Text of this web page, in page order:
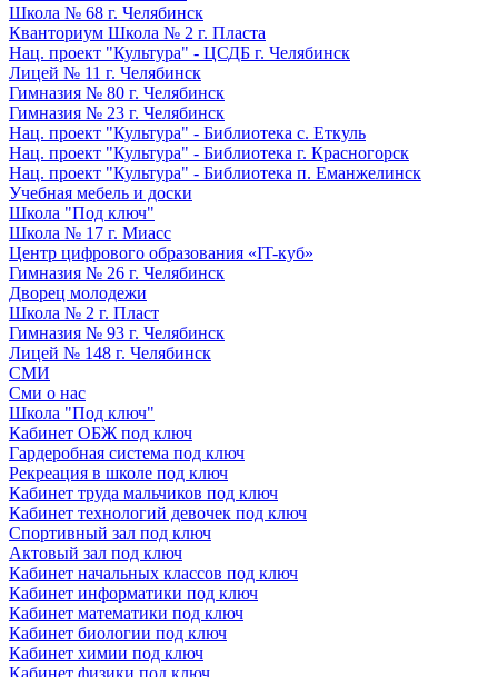
Школа № 68 г. Челябинск
Кванториум Школа № 2 г. Пласта
Нац. проект "Культура" - ЦСДБ г. Челябинск
Лицей № 11 г. Челябинск
Гимназия № 80 г. Челябинск
Гимназия № 23 г. Челябинск
Нац. проект "Культура" - Библиотека с. Еткуль
Нац. проект "Культура" - Библиотека г. Красногорск
Нац. проект "Культура" - Библиотека п. Еманжелинск
Учебная мебель и доски
Школа "Под ключ"
Школа № 17 г. Миасс
Центр цифрового образования «IT-куб»
Гимназия № 26 г. Челябинск
Дворец молодежи
Школа № 2 г. Пласт
Гимназия № 93 г. Челябинск
Лицей № 148 г. Челябинск
СМИ
Сми о нас
Школа "Под ключ"
Кабинет ОБЖ под ключ
Гардеробная система под ключ
Рекреация в школе под ключ
Кабинет труда мальчиков под ключ
Кабинет технологий девочек под ключ
Спортивный зал под ключ
Актовый зал под ключ
Кабинет начальных классов под ключ
Кабинет информатики под ключ
Кабинет математики под ключ
Кабинет биологии под ключ
Кабинет химии под ключ
Кабинет физики под ключ